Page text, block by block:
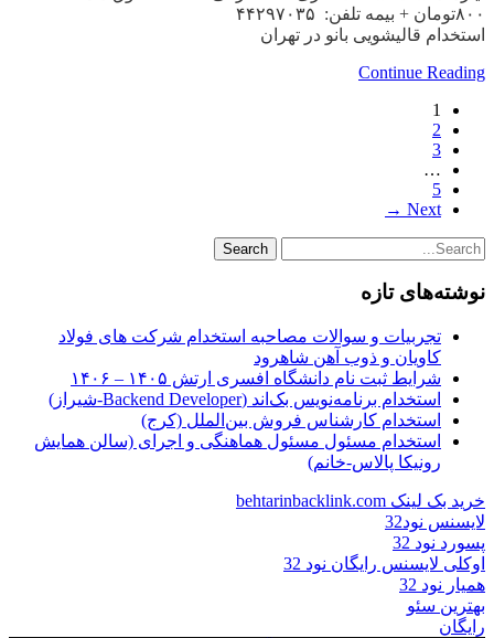
۸۰۰تومان + بیمه تلفن: ۴۴۲۹۷۰۳۵
استخدام قالیشویی بانو در تهران
Continue Reading
1
2
3
…
5
Next →
نوشته‌های تازه
تجربیات و سوالات مصاحبه استخدام شرکت های فولاد
کاویان و ذوب آهن شاهرود
شرایط ثبت نام دانشگاه افسری ارتش ۱۴۰۵ – ۱۴۰۶
استخدام برنامه‌نویس بک‌اند (Backend Developer-شیراز)
استخدام کارشناس فروش بین‌الملل (کرج)
استخدام مسئول مسئول هماهنگی و اجرای (سالن همایش
رونیکا پالاس-خانم)
خرید بک لینک behtarinbacklink.com
لایسنس نود32
پسورد نود 32
اوکلی لایسنس رایگان نود 32
همیار نود 32
بهترین سئو
رایگان